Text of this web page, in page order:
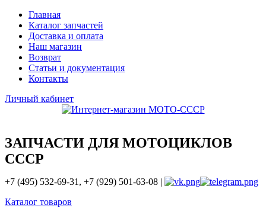
Главная
Каталог запчастей
Доставка и оплата
Наш магазин
Возврат
Статьи и документация
Контакты
Личный кабинет
ЗАПЧАСТИ ДЛЯ МОТОЦИКЛОВ
СССР
+7 (495) 532-69-31, +7 (929) 501-63-08 |
Каталог товаров